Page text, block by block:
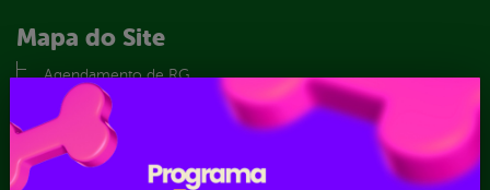
Mapa do Site
Agendamento de RG
Contato
Glossário
Hino
História de Itapetim – PE